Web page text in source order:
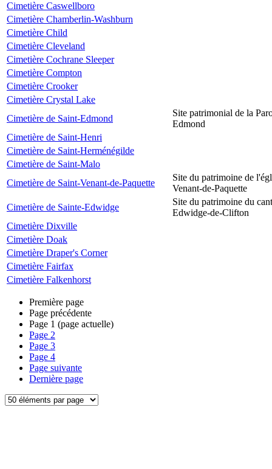
Cimetière Caswellboro
Cimetière Chamberlin-Washburn
Cimetière Child
Cimetière Cleveland
Cimetière Cochrane Sleeper
Cimetière Compton
Cimetière Crooker
Cimetière Crystal Lake
Cimetière de Saint-Edmond
Site patrimonial de la
Edmond
Cimetière de Saint-Henri
Cimetière de Saint-Herménégilde
Cimetière de Saint-Malo
Cimetière de Saint-Venant-de-Paquette
Site du patrimoine de
Venant-de-Paquette
Cimetière de Sainte-Edwidge
Site du patrimoine du
Edwidge-de-Clifton
Cimetière Dixville
Cimetière Doak
Cimetière Draper's Corner
Cimetière Fairfax
Cimetière Falkenhorst
Première page
Page précédente
Page 1 (page actuelle)
Page 2
Page 3
Page 4
Page suivante
Dernière page